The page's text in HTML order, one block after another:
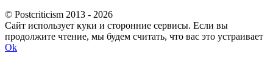
© Postcriticism 2013 - 2026
Сайт использует куки и сторонние сервисы. Если вы
продолжите чтение, мы будем считать, что вас это устраивает
Ok